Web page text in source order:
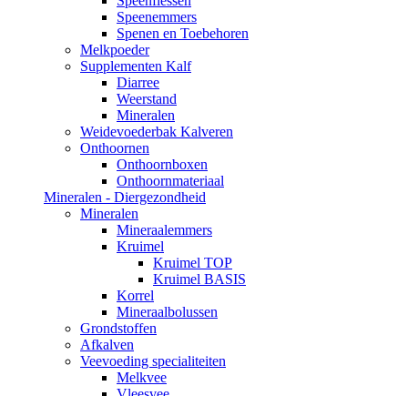
Speenemmers
Spenen en Toebehoren
Melkpoeder
Supplementen Kalf
Diarree
Weerstand
Mineralen
Weidevoederbak Kalveren
Onthoornen
Onthoornboxen
Onthoornmateriaal
Mineralen - Diergezondheid
Mineralen
Mineraalemmers
Kruimel
Kruimel TOP
Kruimel BASIS
Korrel
Mineraalbolussen
Grondstoffen
Afkalven
Veevoeding specialiteiten
Melkvee